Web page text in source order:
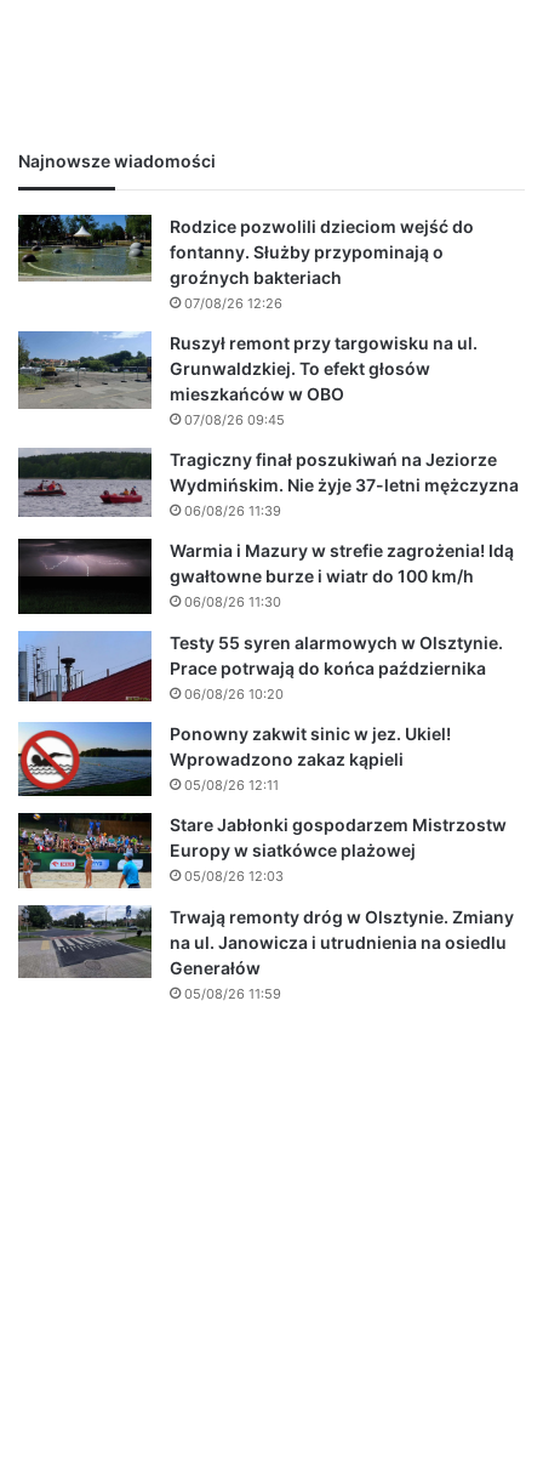
Najnowsze wiadomości
Rodzice pozwolili dzieciom wejść do
fontanny. Służby przypominają o
groźnych bakteriach
07/08/26 12:26
Ruszył remont przy targowisku na ul.
Grunwaldzkiej. To efekt głosów
mieszkańców w OBO
07/08/26 09:45
Tragiczny finał poszukiwań na Jeziorze
Wydmińskim. Nie żyje 37-letni mężczyzna
06/08/26 11:39
Warmia i Mazury w strefie zagrożenia! Idą
gwałtowne burze i wiatr do 100 km/h
06/08/26 11:30
Testy 55 syren alarmowych w Olsztynie.
Prace potrwają do końca października
06/08/26 10:20
Ponowny zakwit sinic w jez. Ukiel!
Wprowadzono zakaz kąpieli
05/08/26 12:11
Stare Jabłonki gospodarzem Mistrzostw
Europy w siatkówce plażowej
05/08/26 12:03
Trwają remonty dróg w Olsztynie. Zmiany
na ul. Janowicza i utrudnienia na osiedlu
Generałów
05/08/26 11:59